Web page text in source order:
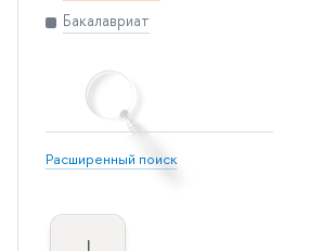
Бакалавриат
Расширенный поиск